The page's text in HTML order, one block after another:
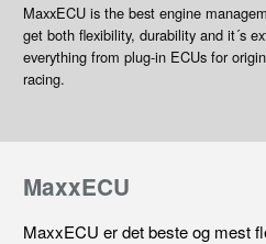
MaxxECU is the best engine
get both flexibility, durability and it´s
everything from plug-in ECUs for
racing.
MaxxECU
MaxxECU er det beste og mest